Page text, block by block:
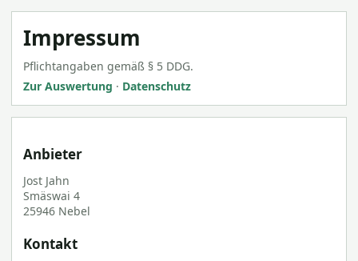
Impressum
Pflichtangaben gemäß § 5 DDG.
Zur Auswertung · Datenschutz
Anbieter
Jost Jahn
Smäswai 4
25946 Nebel
Kontakt